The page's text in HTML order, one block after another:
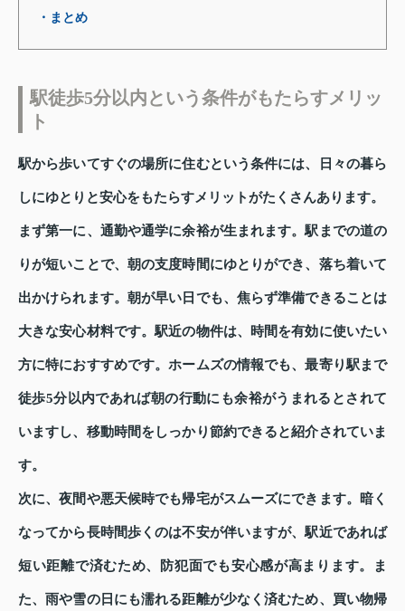
・まとめ
駅徒歩5分以内という条件がもたらすメリッ
ト
駅から歩いてすぐの場所に住むという条件には、日々の暮ら
しにゆとりと安心をもたらすメリットがたくさんあります。
まず第一に、通勤や通学に余裕が生まれます。駅までの道の
りが短いことで、朝の支度時間にゆとりができ、落ち着いて
出かけられます。朝が早い日でも、焦らず準備できることは
大きな安心材料です。駅近の物件は、時間を有効に使いたい
方に特におすすめです。ホームズの情報でも、最寄り駅まで
徒歩5分以内であれば朝の行動にも余裕がうまれるとされて
いますし、移動時間をしっかり節約できると紹介されていま
す。
次に、夜間や悪天候時でも帰宅がスムーズにできます。暗く
なってから長時間歩くのは不安が伴いますが、駅近であれば
短い距離で済むため、防犯面でも安心感が高まります。ま
た、雨や雪の日にも濡れる距離が少なく済むため、買い物帰